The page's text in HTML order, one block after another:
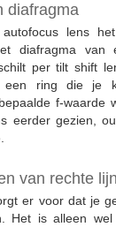
diafragma
lens
diafragma
per tilt shift
een ring die je
f-waarde
eerder gezien,
van rechte
er voor dat je
Het is alleen